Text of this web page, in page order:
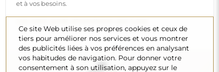
(autour de 7). Évitez les nettoyants puissants contenant du
vinaigre, de l’ammoniaque ou des acides forts – cela
permettra de conserver un beau reflet pendant de
nombreuses années.
Voulez-vous en savoir plus ?
Découvrez d’autres conseils sur notre blog.
Ce site Web utilise ses propres cookies et ceux de
tiers pour améliorer nos services et vous montrer
des publicités liées à vos préférences en analysant
vos habitudes de navigation. Pour donner votre
consentement à son utilisation, appuyez sur le